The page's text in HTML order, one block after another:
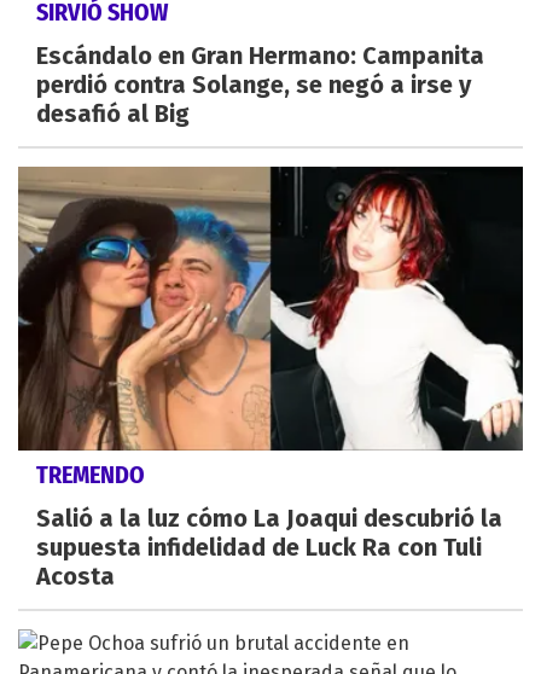
SIRVIÓ SHOW
Escándalo en Gran Hermano: Campanita
perdió contra Solange, se negó a irse y
desafió al Big
TREMENDO
Salió a la luz cómo La Joaqui descubrió la
supuesta infidelidad de Luck Ra con Tuli
Acosta